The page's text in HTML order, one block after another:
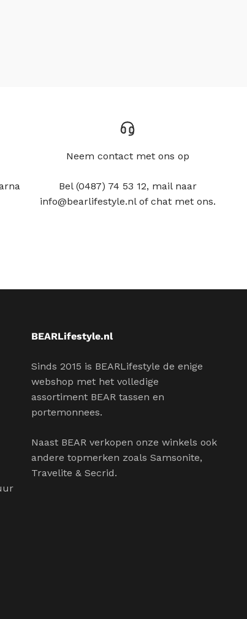
Neem contact met ons op
Bel (0487) 74 53 12, mail naar
info@bearlifestyle.nl of chat met ons.
BEARLifestyle.nl
Sinds 2015 is BEARLifestyle de enige
webshop met het volledige
assortiment BEAR tassen en
portemonnees.
Naast BEAR verkopen onze winkels ook
andere topmerken zoals Samsonite,
Travelite & Secrid.